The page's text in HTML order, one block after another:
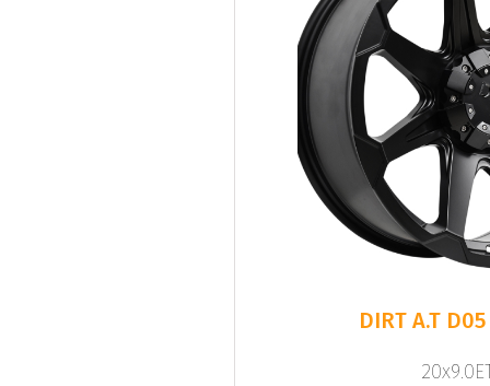
DIRT A.T